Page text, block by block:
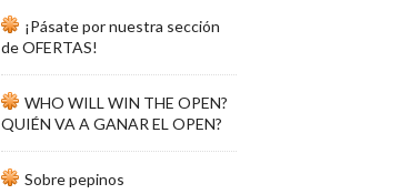
¡Pásate por nuestra sección
de OFERTAS!
WHO WILL WIN THE OPEN?
QUIÉN VA A GANAR EL OPEN?
Sobre pepinos